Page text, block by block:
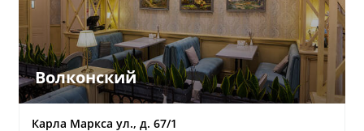
Волконский
Карла Маркса ул., д. 67/1